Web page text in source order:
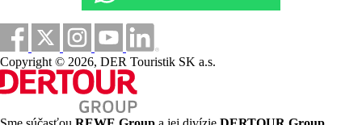
súkromná pláž priamo pri hoteli
lehátka a slnečníky zadarmo
Športová ponuka
Zadarmo:vodné športy na pláži (šnorchlovanie,
windsurfing, vodné lyže, kajaky, vodné bicykle), 4
tenisové kurty s osvetlením, stolný tenis, požičovňa
bicyklov, pétanque, lukostreľba, šípky, gulečník, plážový
Copyright © 2026, DER Touristik SK a.s.